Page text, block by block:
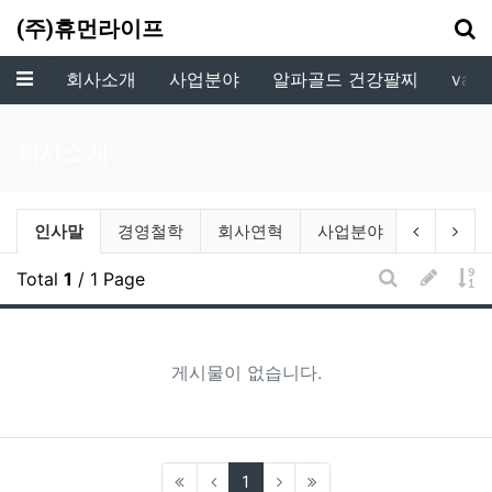
(주)휴먼라이프
메뉴 회사소개 사업분야 알파골드 건강팔찌 vala
회사소개 분류 목록
현재 분류
인사말 경영철학 회사연혁 사업분야 VIP 맴버
이전 분류
다
Total 1 / 1 Page
게시판 검색
글쓰기
게시물이 없습니다.
1 (current)